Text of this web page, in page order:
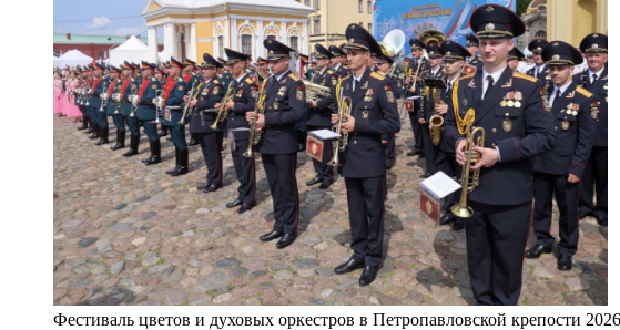
Фестиваль цветов и духовых оркестров в Петропавловской крепости 2026